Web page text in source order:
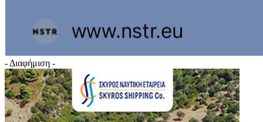
- Διαφήμιση -